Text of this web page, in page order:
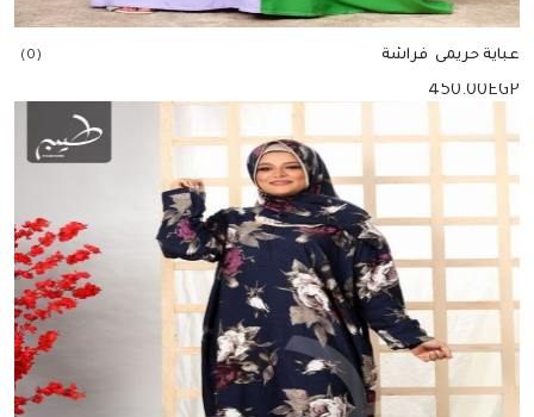
عباية حريمى فراشة (0)
450.00EGP